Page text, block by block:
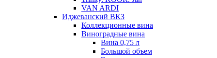
VAN ARDI
Иджеванский ВКЗ
Коллекционные вина
Виноградные вина
Вина 0,75 л
Большой объем